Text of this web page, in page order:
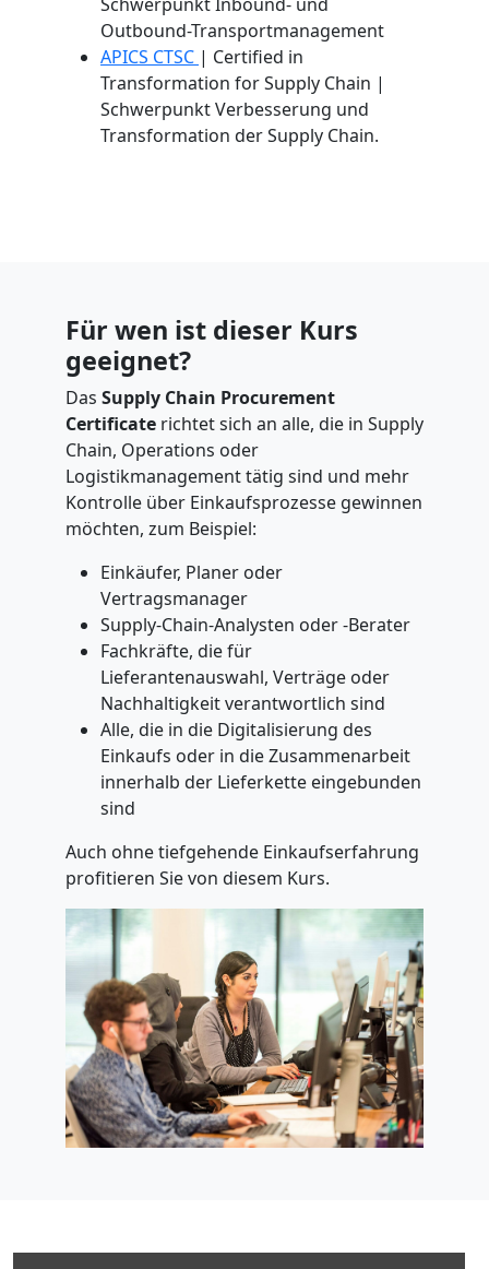
Outbound-Transportmanagement
APICS CTSC | Certified in
Transformation for Supply Chain |
Schwerpunkt Verbesserung und
Transformation der Supply Chain.
Für wen ist dieser Kurs
geeignet?
Das Supply Chain Procurement
Certificate richtet sich an alle, die in Supply
Chain, Operations oder
Logistikmanagement tätig sind und mehr
Kontrolle über Einkaufsprozesse gewinnen
möchten, zum Beispiel:
Einkäufer, Planer oder
Vertragsmanager
Supply-Chain-Analysten oder -Berater
Fachkräfte, die für
Lieferantenauswahl, Verträge oder
Nachhaltigkeit verantwortlich sind
Alle, die in die Digitalisierung des
Einkaufs oder in die Zusammenarbeit
innerhalb der Lieferkette eingebunden
sind
Auch ohne tiefgehende Einkaufserfahrung
profitieren Sie von diesem Kurs.